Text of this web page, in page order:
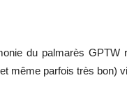
du palmarès
même parfois très bon)